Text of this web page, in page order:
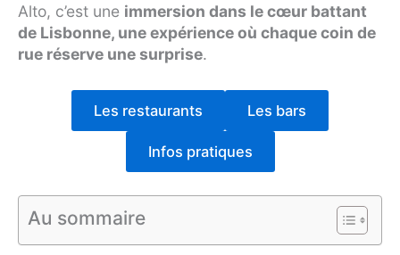
Alto, c’est une immersion dans le cœur battant
de Lisbonne, une expérience où chaque coin de
rue réserve une surprise.
Les restaurants Les bars
Infos pratiques
Au sommaire